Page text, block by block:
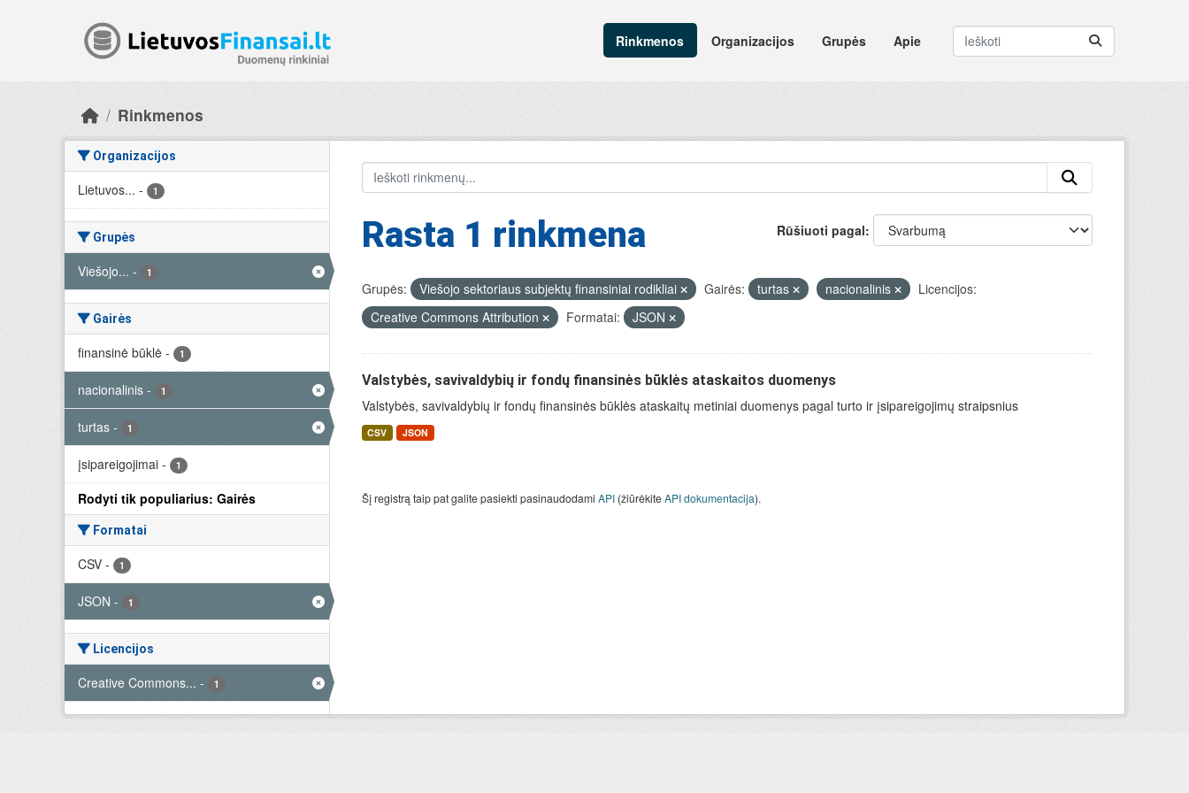
Rinkmenos
Organizacijos Grupės Apie
Rinkmenos
Organizacijos
Lietuvos... - 1
Grupės
Viešojo... - 1
Gairės
finansinė būklė - 1
nacionalinis - 1
turtas - 1
įsipareigojimai - 1
Rodyti tik populiarius: Gairės
Formatai
CSV - 1
JSON - 1
Licencijos
Creative Commons... - 1
Rūšiuoti pagal
Rasta 1 rinkmena
Grupės: Viešojo sektoriaus subjektų finansiniai rodikliai Gairės: turtas nacionalinis
Licencijos:
Creative Commons Attribution
Formatai: JSON
Valstybės, savivaldybių ir fondų finansinės būklės ataskaitos duomenys
Valstybės, savivaldybių ir fondų finansinės būklės ataskaitų metiniai duomenys pagal turto ir įsipareigojimų straipsnius
CSV JSON
Šį registrą taip pat galite pasiekti pasinaudodami API(žiūrėkiteAPI dokumentacija).